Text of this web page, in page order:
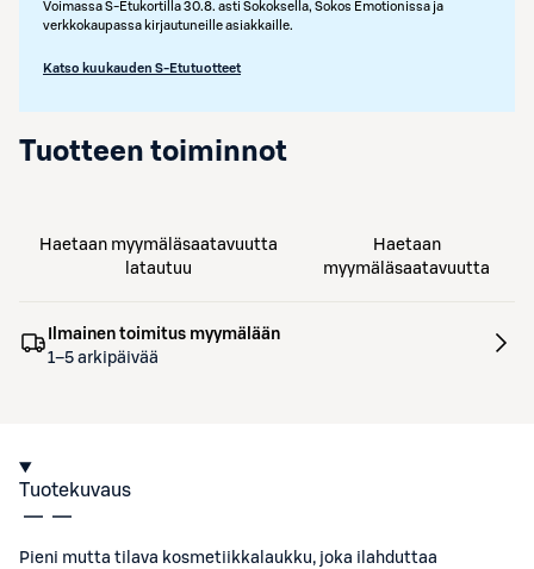
Voimassa S-Etukortilla 30.8. asti Sokoksella, Sokos Emotionissa ja
verkkokaupassa kirjautuneille asiakkaille.
Katso kuukauden S-Etutuotteet
Tuotteen toiminnot
Haetaan myymäläsaatavuutta
latautuu
Haetaan
myymäläsaatavuutta
Ilmainen toimitus myymälään
1–5 arkipäivää
Tuotekuvaus
Pieni mutta tilava kosmetiikkalaukku, joka ilahduttaa